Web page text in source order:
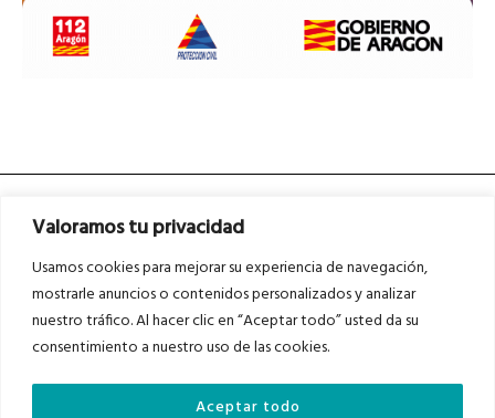
Valoramos tu privacidad
Usamos cookies para mejorar su experiencia de navegación,
mostrarle anuncios o contenidos personalizados y analizar
nuestro tráfico. Al hacer clic en “Aceptar todo” usted da su
consentimiento a nuestro uso de las cookies.
Aceptar todo
Asociados a
Auditados por